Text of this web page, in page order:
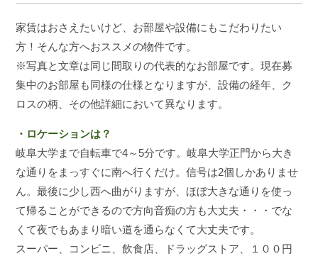
家賃はおさえたいけど、お部屋や設備にもこだわりたい
方！そんな方へおススメの物件です。
※写真と文章は同じ間取りの代表的なお部屋です。現在募
集中のお部屋も同様の仕様となりますが、設備の経年、ク
ロスの柄、その他詳細において異なります。
・ロケーションは？
岐阜大学まで自転車で4～5分です。岐阜大学正門から大き
な通りをまっすぐに南へ行くだけ。信号は2個しかありませ
ん。最後に少し西へ曲がりますが、ほぼ大きな通りを使っ
て帰ることができるので方向音痴の方も大丈夫・・・でな
くて夜でもあまり暗い道を通らなくて大丈夫です。
スーパー、コンビニ、飲食店、ドラッグストア、１００円